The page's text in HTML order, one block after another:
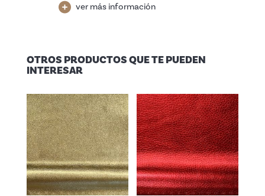
ver más información
OTROS PRODUCTOS QUE TE PUEDEN
INTERESAR